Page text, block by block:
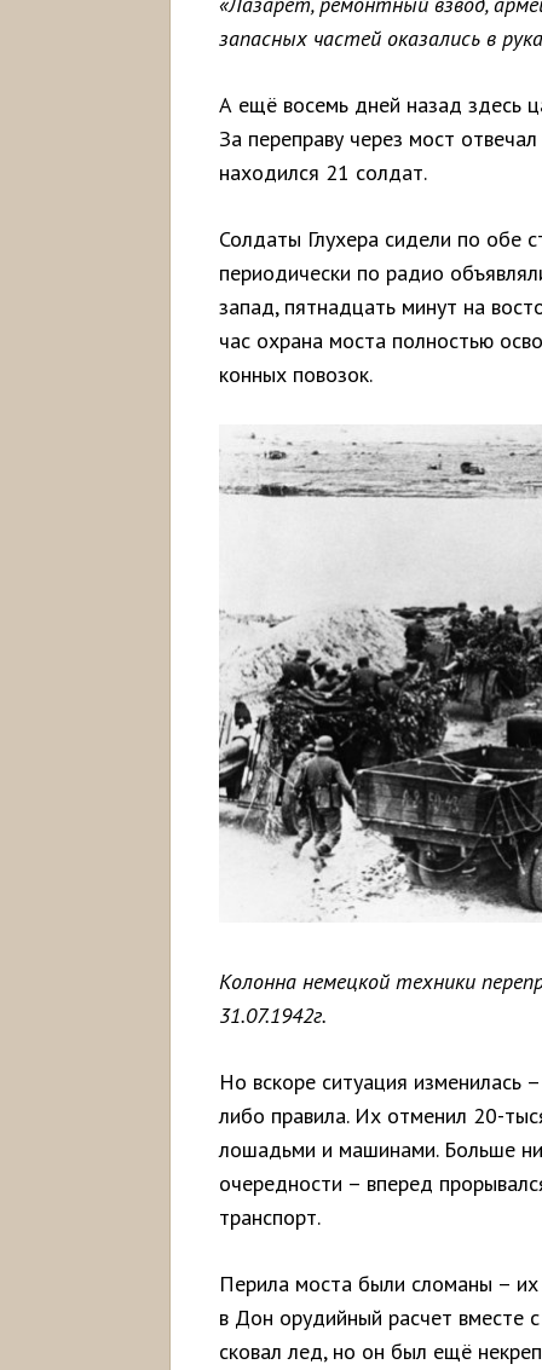
запасных частей оказались в
А ещё восемь дней назад здесь
За переправу через мост
находился 21 солдат.
Солдаты Глухера сидели по обе
периодически по радио
запад, пятнадцать минут на
час охрана моста полностью
конных повозок.
Колонна немецкой техники
31.07.1942г.
Но вскоре ситуация изменилась
либо правила. Их отменил 20-
лошадьми и машинами. Больше
очередности – вперед
транспорт.
Перила моста были сломаны – их
в Дон орудийный расчет вместе
сковал лед, но он был ещё